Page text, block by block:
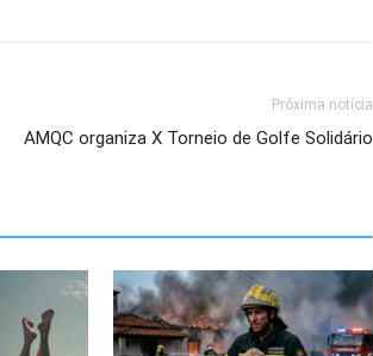
Próxima notícia
AMQC organiza X Torneio de Golfe Solidário